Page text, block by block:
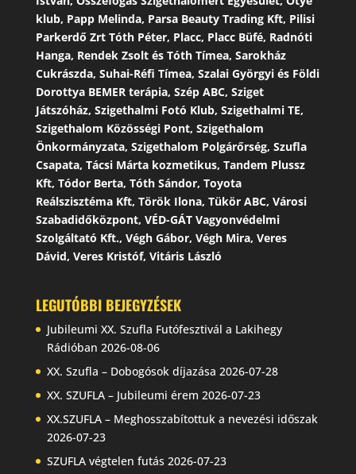
klub, Papp Melinda, Parsa Beauty Trading Kft, Pilisi
Parkerdő Zrt Tóth Péter, Placc, Placc Büfé, Radnóti
Hanga, Rendek Zsolt és Tóth Tímea, Sarokház
Cukrászda, Suhai-Réfi Tímea, Szalai Györgyi és Földi
Dorottya BEMER terápia, Szép ABC, Sziget
Játszóház, Szigethalmi Fotó Klub, Szigethalmi TE,
Szigethalom Közösségi Pont, Szigethalom
Önkormányzata, Szigethalom Polgárőrség, Szufla
Csapata, Tácsi Márta kozmetikus, Tandem Plussz
Kft, Tódor Berta, Tóth Sándor, Toyota
Reálszisztéma Kft, Török Ilona, Tükör ABC, Városi
Szabadidőközpont, VÉD-GÁT Vagyonvédelmi
Szolgáltató Kft., Végh Gábor, Végh Mira, Veres
Dávid, Veres Kristóf, Vitáris László
LEGUTÓBBI BEJEGYZÉSEK
Jubileumi XX. Szufla Futófesztivál a Lakihegy
Rádióban 2026-08-06
XX. Szufla – Dobogósok díjazása 2026-07-28
XX. SZUFLA – Jubileumi érem 2026-07-23
XX.SZUFLA – Meghosszabítottuk a nevezési időszak
2026-07-23
SZUFLA végtelen futás 2026-07-23